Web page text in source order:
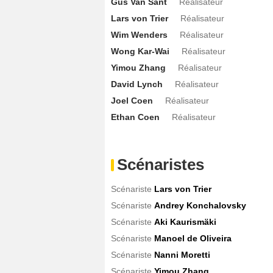
Gus Van Sant
Réalisateur
Lars von Trier
Réalisateur
Wim Wenders
Réalisateur
Wong Kar-Wai
Réalisateur
Yimou Zhang
Réalisateur
David Lynch
Réalisateur
Joel Coen
Réalisateur
Ethan Coen
Réalisateur
Scénaristes
Scénariste Lars von Trier
Scénariste Andrey Konchalovsky
Scénariste Aki Kaurismäki
Scénariste Manoel de Oliveira
Scénariste Nanni Moretti